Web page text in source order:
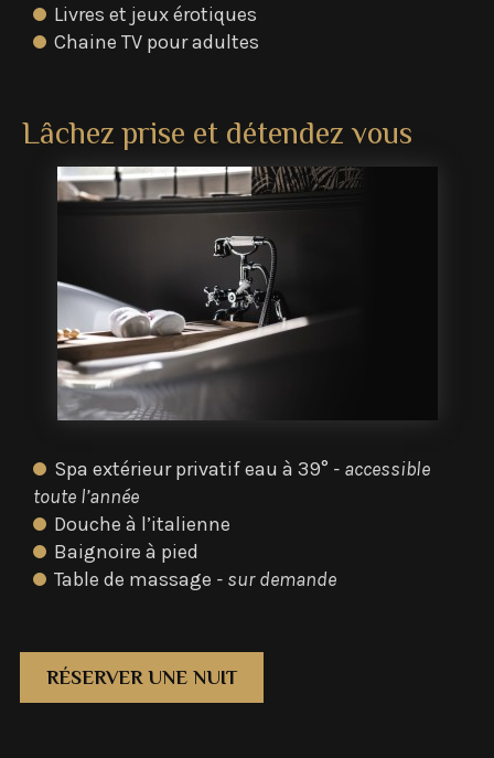
Livres et jeux érotiques
Chaine TV pour adultes
Lâchez prise et détendez vous
Spa extérieur privatif eau à 39° - accessible
toute l’année
Douche à l’italienne
Baignoire à pied
Table de massage - sur demande
RÉSERVER UNE NUIT